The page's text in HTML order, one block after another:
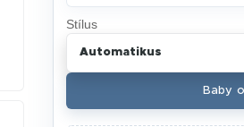
Stílus
Automatikus
Baby